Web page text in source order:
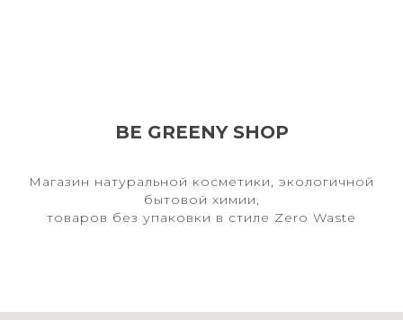
BE GREENY SHOP
Магазин натуральной косметики, экологичной
бытовой химии,
товаров без упаковки в стиле Zero Waste